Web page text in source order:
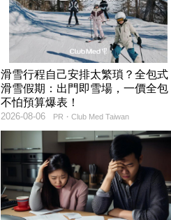
滑雪行程自己安排太繁瑣？全包式
滑雪假期：出門即雪場，一價全包
不怕預算爆表！
PR・Club Med Taiwan
2026-08-06